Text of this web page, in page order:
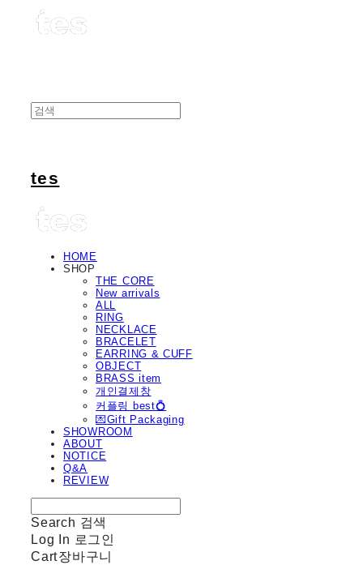
tes
HOME
SHOP
THE CORE
New arrivals
ALL
RING
NECKLACE
BRACELET
EARRING & CUFF
OBJECT
BRASS item
개인결제창
커플링 best💍
💌Gift Packaging
SHOWROOM
ABOUT
NOTICE
Q&A
REVIEW
Search 검색
Log In 로그인
Cart장바구니